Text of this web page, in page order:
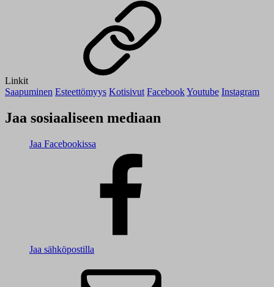
Linkit
Saapuminen Esteettömyys Kotisivut FacebookYoutube Instagram
Jaa sosiaaliseen mediaan
Jaa Facebookissa
Jaa sähköpostilla